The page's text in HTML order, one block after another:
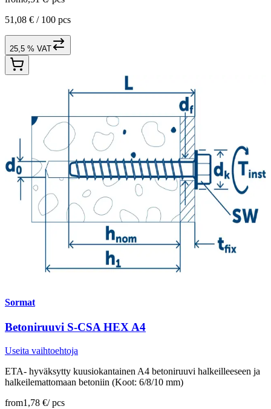
51,08 € / 100 pcs
25,5 % VAT
Sormat
Betoniruuvi S-CSA HEX A4
Useita vaihtoehtoja
ETA- hyväksytty kuusiokantainen A4 betoniruuvi halkeilleeseen ja
halkeilemattomaan betoniin (Koot: 6/8/10 mm)
from1,78 €/ pcs